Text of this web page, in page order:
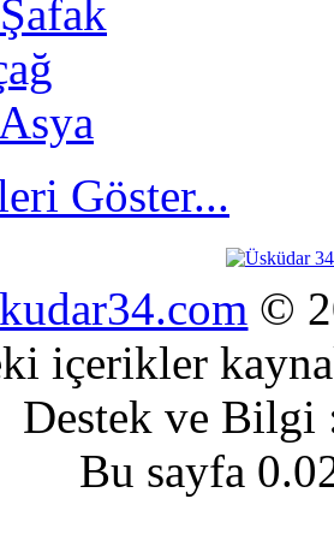
Göster...
©
içerikler
Destek ve
Bu sayfa